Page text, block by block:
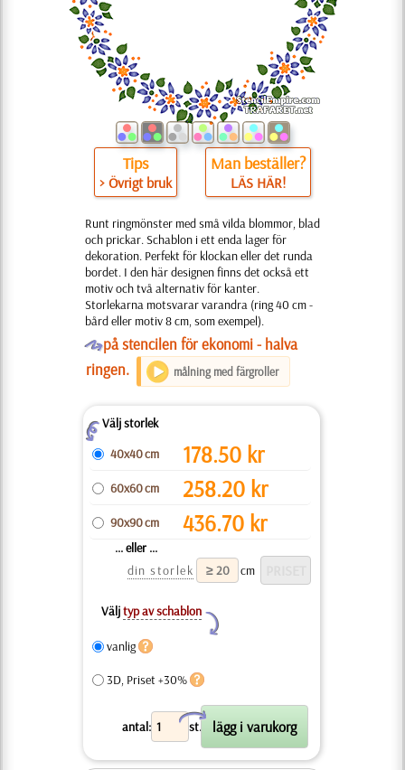
Tips
> Övrigt bruk
Man beställer?
LÄS HÄR!
Runt ringmönster med små vilda blommor, blad
och prickar. Schablon i ett enda lager för
dekoration. Perfekt för klockan eller det runda
bordet. I den här designen finns det också ett
motiv och två alternativ för kanter.
Storlekarna motsvarar varandra (ring 40 cm -
bård eller motiv 8 cm, som exempel).
Opå stencilen för ekonomi - halva
ringen.
målning med färgroller
ZVälj storlek
40x40 cm
178.50 kr
60x60 cm 258.20 kr
90x90 cm 436.70 kr
... eller ...
din storlek
cm
Väljtyp av schablon
Y
vanlig
3D, Priset +30%
antal: st.
X